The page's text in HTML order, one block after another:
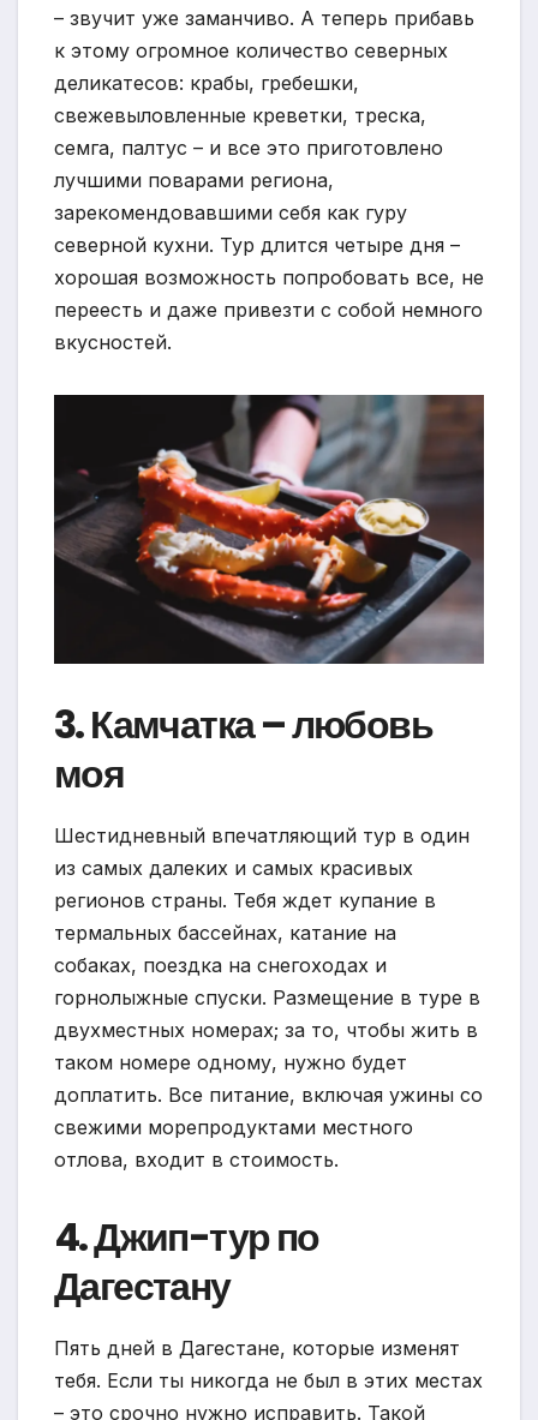
– звучит уже заманчиво. А теперь прибавь
к этому огромное количество северных
деликатесов: крабы, гребешки,
свежевыловленные креветки, треска,
семга, палтус – и все это приготовлено
лучшими поварами региона,
зарекомендовавшими себя как гуру
северной кухни. Тур длится четыре дня –
хорошая возможность попробовать все, не
переесть и даже привезти с собой немного
вкусностей.
3. Камчатка – любовь
моя
Шестидневный впечатляющий тур в один
из самых далеких и самых красивых
регионов страны. Тебя ждет купание в
термальных бассейнах, катание на
собаках, поездка на снегоходах и
горнолыжные спуски. Размещение в туре в
двухместных номерах; за то, чтобы жить в
таком номере одному, нужно будет
доплатить. Все питание, включая ужины со
свежими морепродуктами местного
отлова, входит в стоимость.
4. Джип-тур по
Дагестану
Пять дней в Дагестане, которые изменят
тебя. Если ты никогда не был в этих местах
– это срочно нужно исправить. Такой